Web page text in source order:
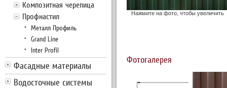
Композитная черепица
Профнастил
Металл Профиль
Grand Line
Inter Profil
Фасадные материалы
Водосточные системы
Нажмите на фото, чтобы увеличить
Фотогалерея